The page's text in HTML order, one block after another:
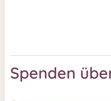
Spenden